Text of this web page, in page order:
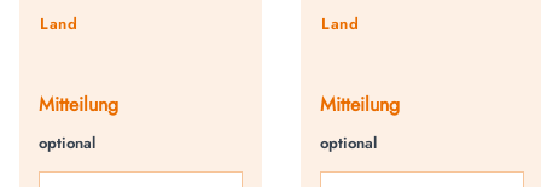
Land
Mitteilung
optional
Land
Mitteilung
optional